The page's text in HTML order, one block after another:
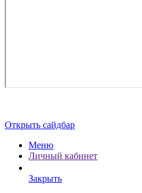
Открыть сайдбар
Меню
Личный кабинет
Закрыть